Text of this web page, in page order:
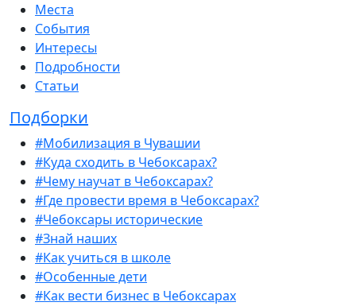
Места
События
Интересы
Подробности
Статьи
Подборки
#Мобилизация в Чувашии
#Куда сходить в Чебоксарах?
#Чему научат в Чебоксарах?
#Где провести время в Чебоксарах?
#Чебоксары исторические
#Знай наших
#Как учиться в школе
#Особенные дети
#Как вести бизнес в Чебоксарах